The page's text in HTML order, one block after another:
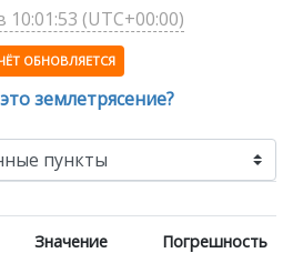
10:01:53 (UTC+00:00)
ОБНОВЛЯЕТСЯ
землетрясение?
Значение Погрешность